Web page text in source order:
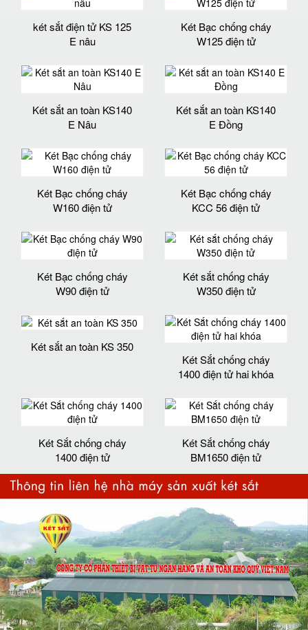
két sắt điện tử KS 125
E nâu
Két Bạc chống cháy
W125 điện tử
Két sắt an toàn KS140
E Nâu
Két sắt an toàn KS140
E Đồng
Két Bạc chống cháy
W160 điện tử
Két Bạc chống cháy
KCC 56 điện tử
Két Bạc chống cháy
W90 điện tử
Két sắt chống cháy
W350 điện tử
Két sắt an toàn KS 350
Két Sắt chống cháy
1400 điện tử hai khóa
Két Sắt chống cháy
1400 điện tử
Két Sắt chống cháy
BM1650 điện tử